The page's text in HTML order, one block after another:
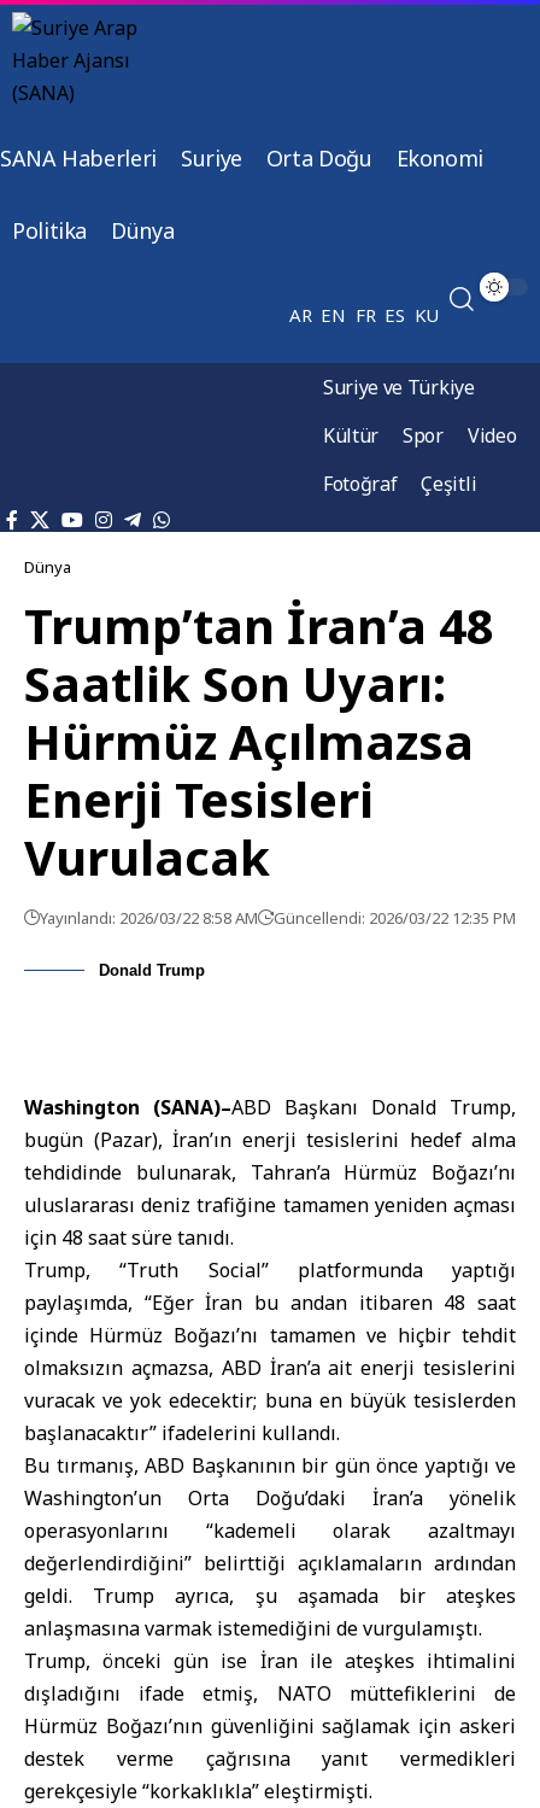
SANA Haberleri Suriye Orta Doğu Ekonomi
Politika Dünya
AR EN FR ES KU
Suriye ve Türkiye
Kültür
Spor
Video
Fotoğraf
Çeşitli
Dünya
Trump’tan İran’a 48
Saatlik Son Uyarı:
Hürmüz Açılmazsa
Enerji Tesisleri
Vurulacak
Yayınlandı: 2026/03/22 8:58 AM Güncellendi: 2026/03/22 12:35 PM
Donald Trump
Washington (SANA)–ABD Başkanı Donald Trump,
bugün (Pazar), İran’ın enerji tesislerini hedef alma
tehdidinde bulunarak, Tahran’a Hürmüz Boğazı’nı
uluslararası deniz trafiğine tamamen yeniden açması
için 48 saat süre tanıdı.
Trump, “Truth Social” platformunda yaptığı
paylaşımda, “Eğer İran bu andan itibaren 48 saat
içinde Hürmüz Boğazı’nı tamamen ve hiçbir tehdit
olmaksızın açmazsa, ABD İran’a ait enerji tesislerini
vuracak ve yok edecektir; buna en büyük tesislerden
başlanacaktır” ifadelerini kullandı.
Bu tırmanış, ABD Başkanının bir gün önce yaptığı ve
Washington’un Orta Doğu’daki İran’a yönelik
operasyonlarını “kademeli olarak azaltmayı
değerlendirdiğini” belirttiği açıklamaların ardından
geldi. Trump ayrıca, şu aşamada bir ateşkes
anlaşmasına varmak istemediğini de vurgulamıştı.
Trump, önceki gün ise İran ile ateşkes ihtimalini
dışladığını ifade etmiş, NATO müttefiklerini de
Hürmüz Boğazı’nın güvenliğini sağlamak için askeri
destek verme çağrısına yanıt vermedikleri
gerekçesiyle “korkaklıkla” eleştirmişti.